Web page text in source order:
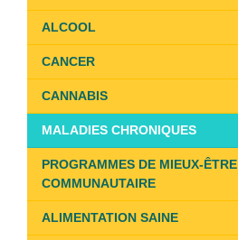
ALCOOL
CANCER
CANNABIS
MALADIES CHRONIQUES
PROGRAMMES DE MIEUX-ÊTRE
COMMUNAUTAIRE
ALIMENTATION SAINE